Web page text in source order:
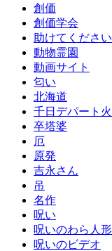
創価
創価学会
助けてください
動物霊園
動画サイト
匂い
北海道
千日デパート
卒塔婆
厄
原発
吉永さん
吊
名作
呪い
呪いのわら人形
呪いのビデオ